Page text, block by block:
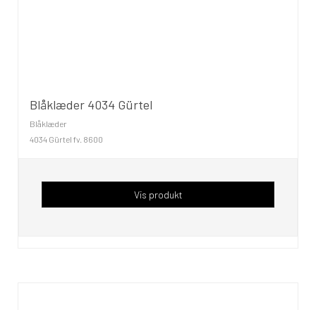
Blåklæder 4034 Gürtel
Blåklæder
4034 Gürtel fv. 8600
Vis produkt